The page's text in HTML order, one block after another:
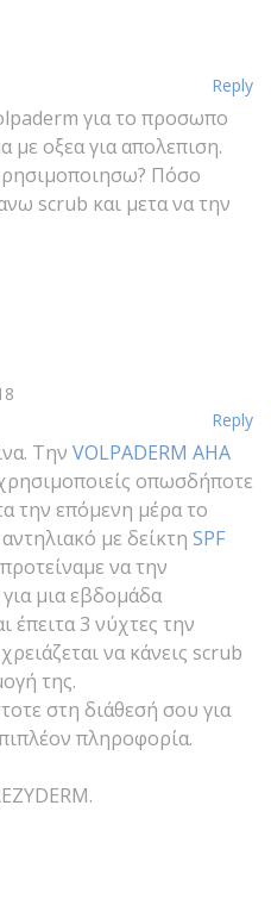
Reply
για το προσωπο
με οξεα για απολεπιση.
Πόσο
Reply
ΤηνVOLPADERM AHA
οπωσδήποτε
την επόμενη μέρα το
με δείκτη
να την
μια εβδομάδα
έπειτα 3 νύχτες την
να κάνεις scrub
της.
στη διάθεσή σου για
πληροφορία.